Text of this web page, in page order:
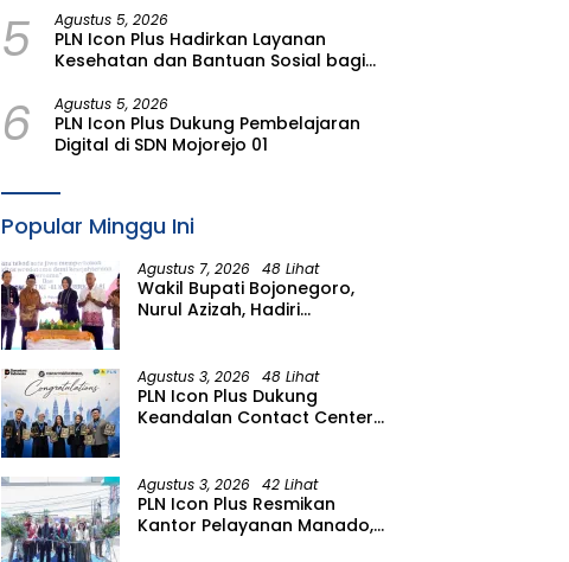
Lansia di Malang
5 Agustus 5, 2026
PLN Icon Plus Hadirkan Layanan
Kesehatan dan Bantuan Sosial bagi
6 Agustus 5, 2026
PLN Icon Plus Dukung Pembelajaran
Digital di SDN Mojorejo 01
Popular Minggu Ini
Agustus 7, 2026 48 Lihat
Wakil Bupati Bojonegoro,
Nurul Azizah, Hadiri
Agustus 3, 2026 48 Lihat
PLN Icon Plus Dukung
Keandalan Contact Center
Agustus 3, 2026 42 Lihat
PLN Icon Plus Resmikan
Kantor Pelayanan Manado,